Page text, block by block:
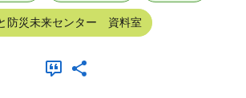
防災未来センター 資料室